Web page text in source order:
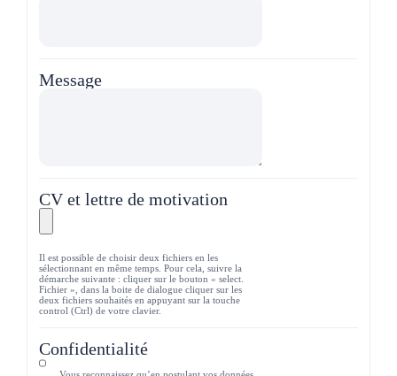
Message
CV et lettre de motivation
Il est possible de choisir deux fichiers en les
sélectionnant en même temps. Pour cela, suivre la
démarche suivante : cliquer sur le bouton « select.
Fichier », dans la boite de dialogue cliquer sur les
deux fichiers souhaités en appuyant sur la touche
control (Ctrl) de votre clavier.
Confidentialité
Vous reconnaissez qu’en postulant vos données